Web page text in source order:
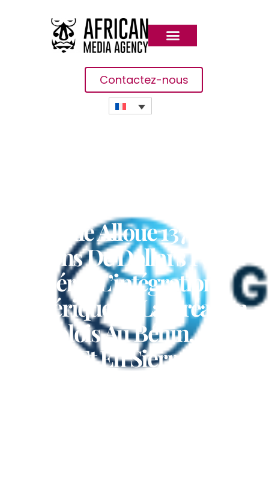
Contactez-nous
Mondiale Alloue 137
Millions De Dollars Pour
Accélérer L’intégration
Numérique Et La Création
D’emplois Au Bénin, Au
Libéria Et En Sierra Leone